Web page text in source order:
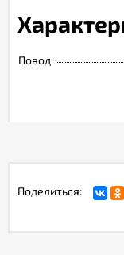
Повод
Поделиться: